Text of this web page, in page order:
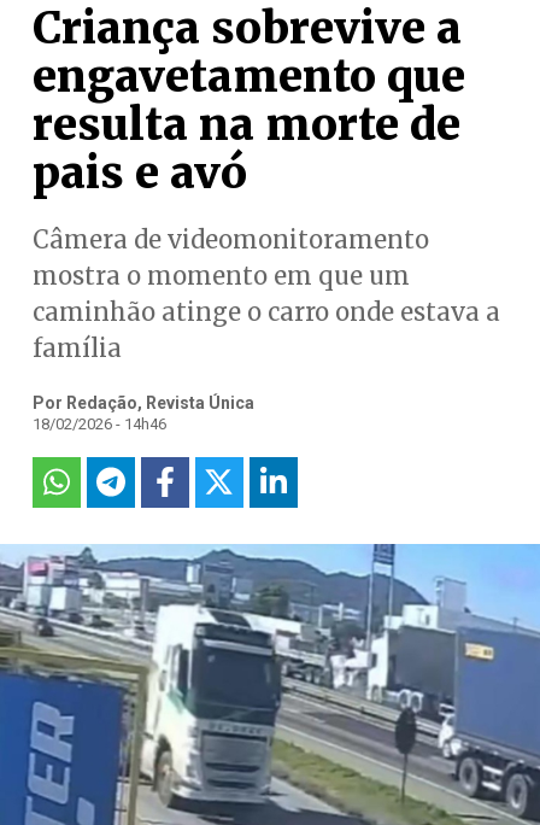
Criança sobrevive a
engavetamento que
resulta na morte de
pais e avó
Câmera de videomonitoramento
mostra o momento em que um
caminhão atinge o carro onde estava a
família
Por Redação, Revista Única
18/02/2026 - 14h46